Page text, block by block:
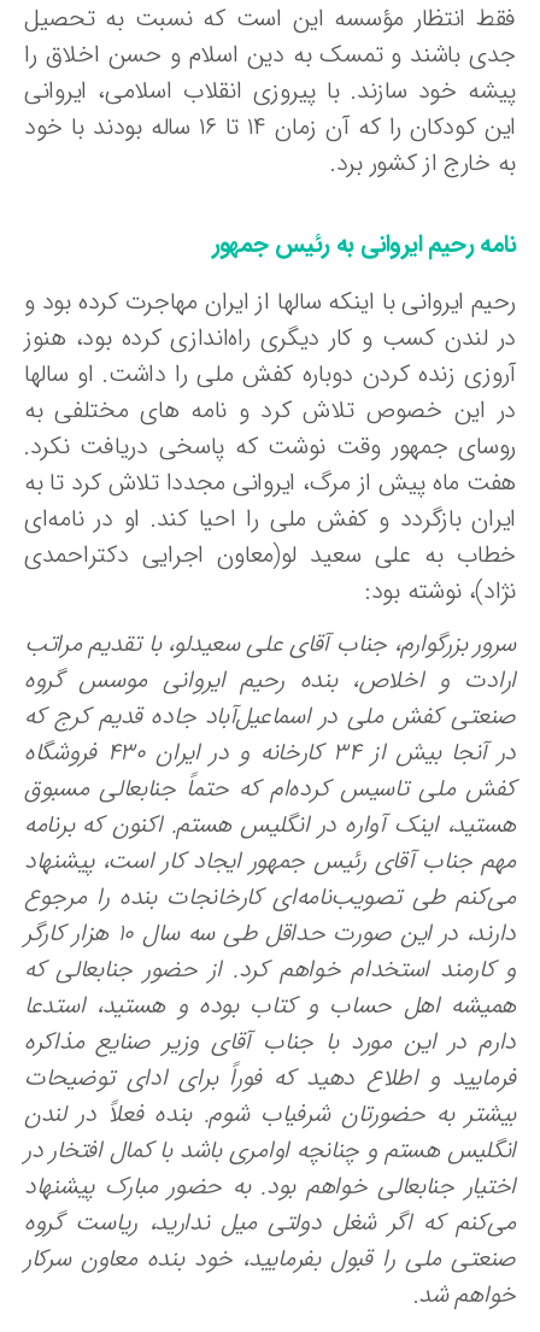
انتظار مؤسسه این است که نسبت به تحصیل
باشند و تمسک به دین اسلام و حسن اخلاق را
خود سازند. با پیروزی انقلاب اسلامی، ایروانی
این کودکان را که آن زمان ۱۴ تا ۱۶ ساله بودند با خود
خارج از کشور برد.
رحیم ایروانی به رئیس جمهور
ایروانی با اینکه سالها از ایران مهاجرت کرده بود و
لندن کسب و کار دیگری راه‌اندازی کرده بود، هنوز
زنده کردن دوباره کفش ملی را داشت. او سالها
این خصوص تلاش کرد و نامه های مختلفی به
جمهور وقت نوشت که پاسخی دریافت نکرد.
ماه پیش از مرگ، ایروانی مجددا تلاش کرد تا به
بازگردد و کفش ملی را احیا کند. او در نامه‌ای
به علی سعید لو(معاون اجرایی دکتراحمدی
نوشته بود:
بزرگوارم، جناب آقای علی سعیدلو، با تقدیم مراتب
و اخلاص، بنده رحیم ایروانی موسس گروه
کفش ملی در اسماعیل‌آباد جاده قدیم کرج که
در آنجا بیش از ۳۴ کارخانه و در ایران ۴۳۰ فروشگاه
ملی تاسیس کرده‌ام که حتماً جنابعالی مسبوق
اینک آواره در انگلیس هستم. اکنون که برنامه
جناب آقای رئیس جمهور ایجاد کار است، پیشنهاد
طی تصویب‌نامه‌ای کارخانجات بنده را مرجوع
دارند، در این صورت حداقل طی سه سال 10 هزار کارگر
کارمند استخدام خواهم کرد. از حضور جنابعالی که
اهل حساب و کتاب بوده و هستید، استدعا
در این مورد با جناب آقای وزیر صنایع مذاکره
و اطلاع دهید که فوراً برای ادای توضیحات
به حضورتان شرفیاب شوم. بنده فعلاً در لندن
هستم و چنانچه اوامری باشد با کمال افتخار در
جنابعالی خواهم بود. به حضور مبارک پیشنهاد
که اگر شغل دولتی میل ندارید، ریاست گروه
ملی را قبول بفرمایید، خود بنده معاون سرکار
شد.